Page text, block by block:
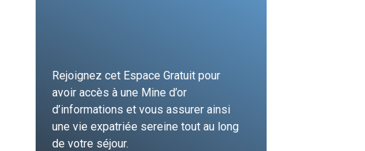
Rejoignez cet Espace Gratuit pour
avoir accès à une Mine d’or
d’informations et vous assurer ainsi
une vie expatriée sereine tout au long
de votre séjour.